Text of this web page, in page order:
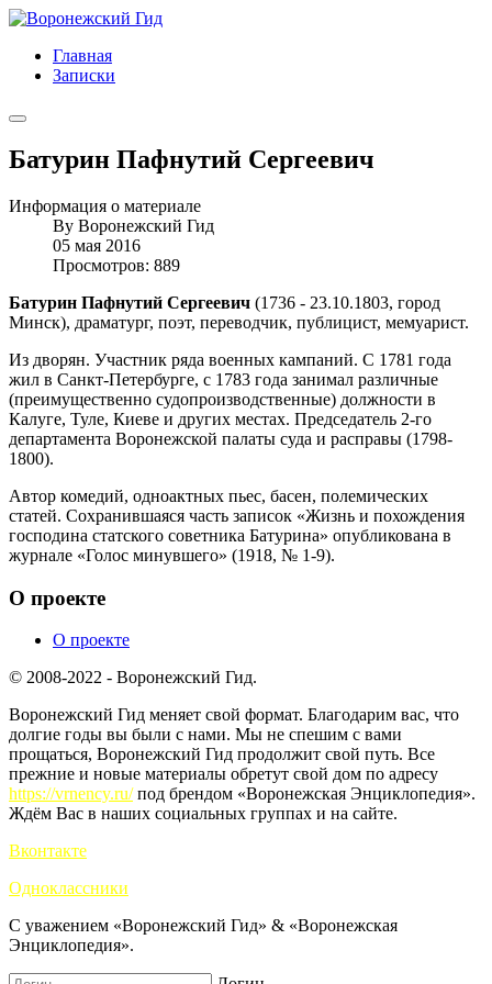
Главная
Записки
Батурин Пафнутий Сергеевич
Информация о материале
By Воронежский Гид
05 мая 2016
Просмотров: 889
Батурин Пафнутий Сергеевич (1736 - 23.10.1803, город
Минск), драматург, поэт, переводчик, публицист, мемуарист.
Из дворян. Участник ряда военных кампаний. С 1781 года
жил в Санкт-Петербурге, с 1783 года занимал различные
(преимущественно судопроизводственные) должности в
Калуге, Туле, Киеве и других местах. Председатель 2-го
департамента Воронежской палаты суда и расправы (1798-
1800).
Автор комедий, одноактных пьес, басен, полемических
статей. Сохранившаяся часть записок «Жизнь и похождения
господина статского советника Батурина» опубликована в
журнале «Голос минувшего» (1918, № 1-9).
О проекте
О проекте
© 2008-2022 - Воронежский Гид.
Воронежский Гид меняет свой формат. Благодарим вас, что
долгие годы вы были с нами. Мы не спешим с вами
прощаться, Воронежский Гид продолжит свой путь. Все
прежние и новые материалы обретут свой дом по адресу
https://vrnency.ru/под брендом «Воронежская Энциклопедия».
Ждём Вас в наших социальных группах и на сайте.
Вконтакте
Одноклассники
С уважением «Воронежский Гид» & «Воронежская
Энциклопедия».